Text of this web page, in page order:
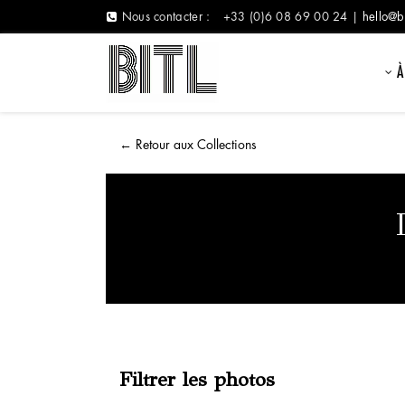
Nous contacter : +33 (0)6 08 69 00 24 |
← Retour aux Collections
Filtrer les photos